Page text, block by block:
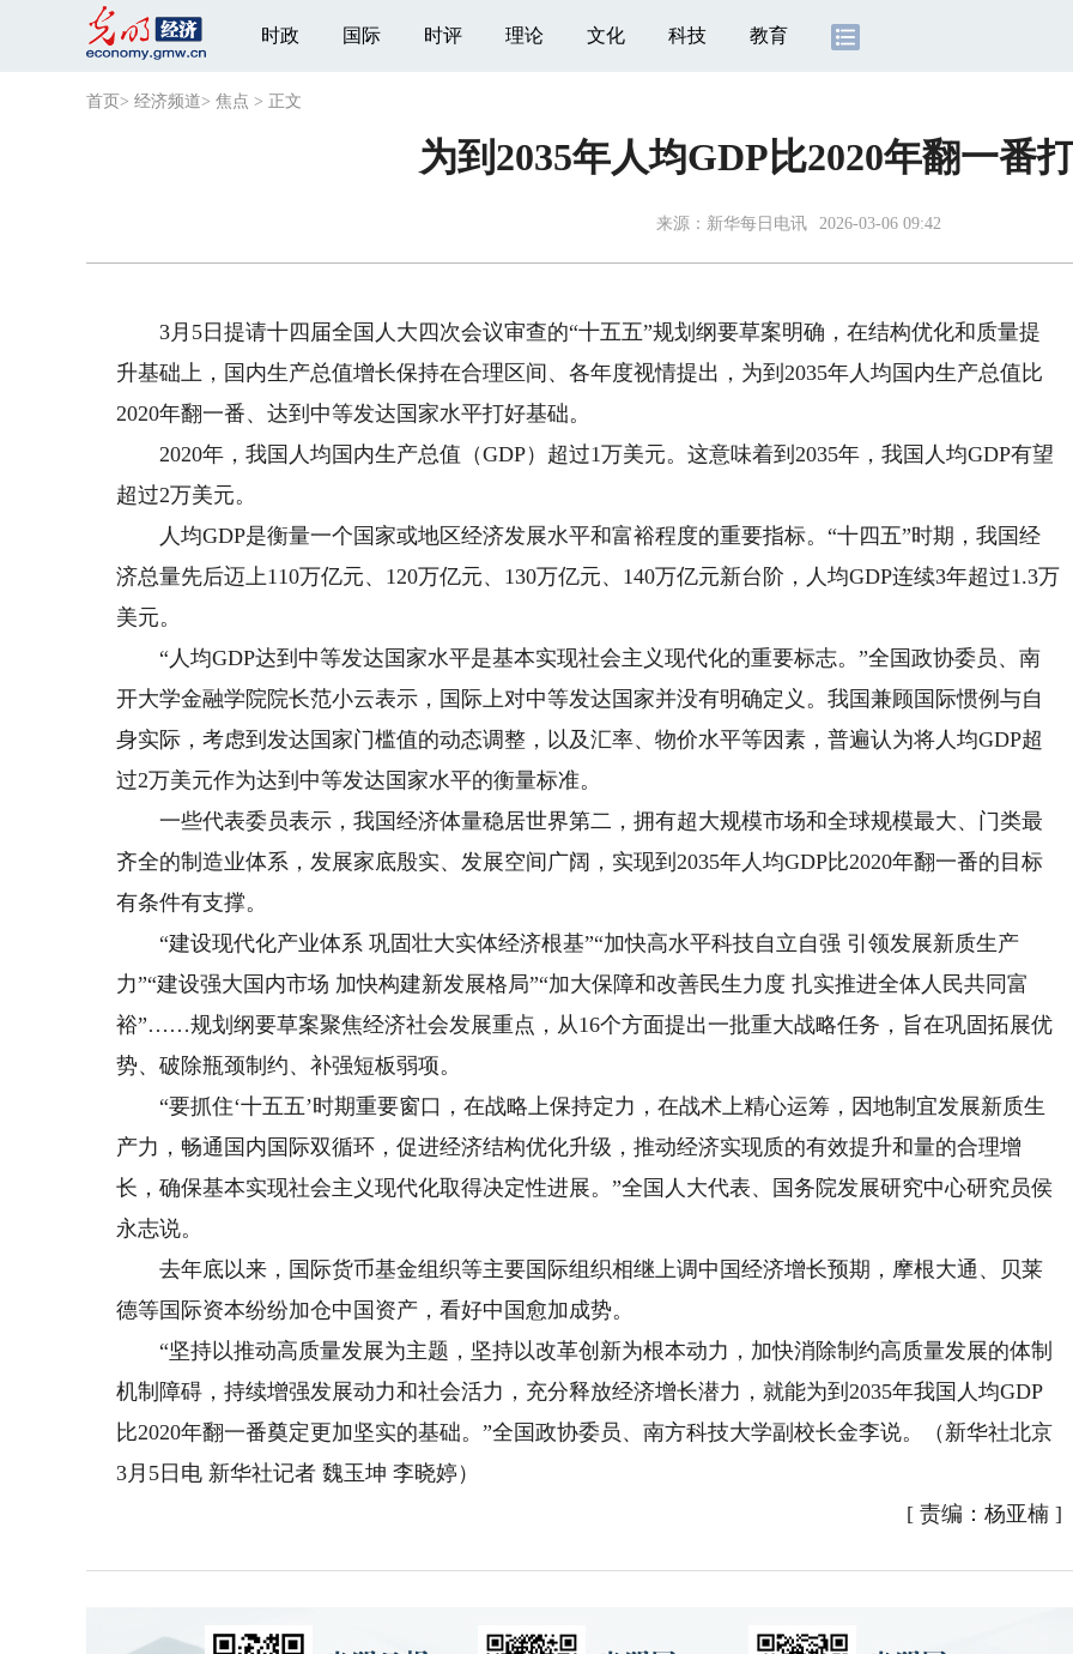
时政 国际 时评 理论 文化 科技 教育
首页 > 经济频道> 焦点 > 正文
为到2035年人均GDP比2020年翻一番
来源： 新华每日电讯 2026-03-06 09:42
3月5日提请十四届全国人大四次会议审查的“十五五”规划纲要草案明确，在结构优化和质量提
升基础上，国内生产总值增长保持在合理区间、各年度视情提出，为到2035年人均国内生产总值比
2020年翻一番、达到中等发达国家水平打好基础。
2020年，我国人均国内生产总值（GDP）超过1万美元。这意味着到2035年，我国人均GDP有望
超过2万美元。
人均GDP是衡量一个国家或地区经济发展水平和富裕程度的重要指标。“十四五”时期，我国经
济总量先后迈上110万亿元、120万亿元、130万亿元、140万亿元新台阶，人均GDP连续3年超过1.3万
美元。
“人均GDP达到中等发达国家水平是基本实现社会主义现代化的重要标志。”全国政协委员、南
开大学金融学院院长范小云表示，国际上对中等发达国家并没有明确定义。我国兼顾国际惯例与自
身实际，考虑到发达国家门槛值的动态调整，以及汇率、物价水平等因素，普遍认为将人均GDP超
过2万美元作为达到中等发达国家水平的衡量标准。
一些代表委员表示，我国经济体量稳居世界第二，拥有超大规模市场和全球规模最大、门类最
齐全的制造业体系，发展家底殷实、发展空间广阔，实现到2035年人均GDP比2020年翻一番的目标
有条件有支撑。
“建设现代化产业体系 巩固壮大实体经济根基”“加快高水平科技自立自强 引领发展新质生产
力”“建设强大国内市场 加快构建新发展格局”“加大保障和改善民生力度 扎实推进全体人民共同富
裕”……规划纲要草案聚焦经济社会发展重点，从16个方面提出一批重大战略任务，旨在巩固拓展优
势、破除瓶颈制约、补强短板弱项。
“要抓住‘十五五’时期重要窗口，在战略上保持定力，在战术上精心运筹，因地制宜发展新质生
产力，畅通国内国际双循环，促进经济结构优化升级，推动经济实现质的有效提升和量的合理增
长，确保基本实现社会主义现代化取得决定性进展。”全国人大代表、国务院发展研究中心研究员侯
永志说。
去年底以来，国际货币基金组织等主要国际组织相继上调中国经济增长预期，摩根大通、贝莱
德等国际资本纷纷加仓中国资产，看好中国愈加成势。
“坚持以推动高质量发展为主题，坚持以改革创新为根本动力，加快消除制约高质量发展的体制
机制障碍，持续增强发展动力和社会活力，充分释放经济增长潜力，就能为到2035年我国人均GDP
比2020年翻一番奠定更加坚实的基础。”全国政协委员、南方科技大学副校长金李说。（新华社北京
3月5日电 新华社记者 魏玉坤 李晓婷）
[ 责编：杨亚楠 ]